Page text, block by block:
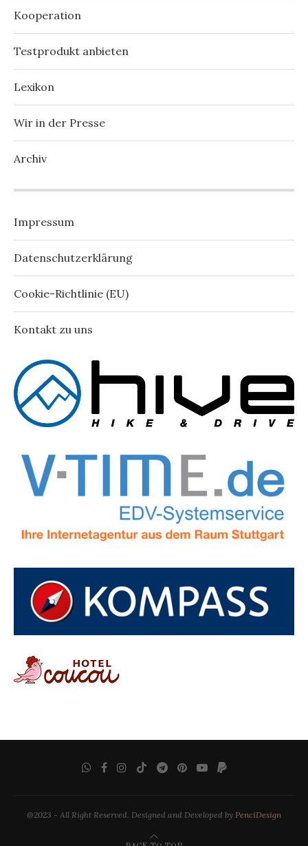
Kooperation
Testprodukt anbieten
Lexikon
Wir in der Presse
Archiv
Impressum
Datenschutzerklärung
Cookie-Richtlinie (EU)
Kontakt zu uns
@2023 - All Right Reserved. Designed and Developed by PenciDesign